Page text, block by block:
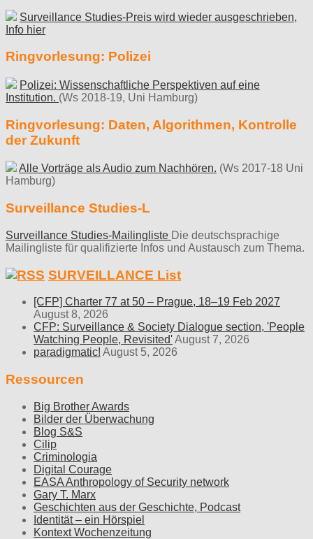
Surveillance Studies-Preis wird wieder ausgeschrieben,
Info hier
Ringvorlesung: Polizei
Polizei: Wissenschaftliche Perspektiven auf eine
Institution. (Ws 2018-19, Uni Hamburg)
Ringvorlesung: Daten, Algorithmen, Kontrolle
der Zukunft
Alle Vorträge als Audio zum Nachhören. (Ws 2017-18 Uni
Hamburg)
Surveillance Studies-L
Surveillance Studies-Mailingliste Die deutschsprachige
Mailingliste für qualifizierte Infos und Austausch zum Thema.
SURVEILLANCE List
[CFP] Charter 77 at 50 – Prague, 18–19 Feb 2027
August 8, 2026
CFP: Surveillance & Society Dialogue section, 'People
Watching People, Revisited'August 7, 2026
paradigmatic! August 5, 2026
Ressourcen
Big Brother Awards
Bilder der Überwachung
Blog S&S
Cilip
Criminologia
Digital Courage
EASA Anthropology of Security network
Gary T. Marx
Geschichten aus der Geschichte, Podcast
Identität – ein Hörspiel
Kontext Wochenzeitung